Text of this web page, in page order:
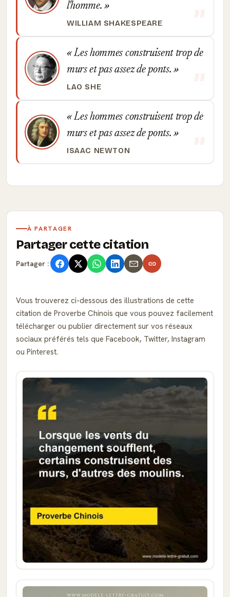
l'homme.
WILLIAM SHAKESPEARE
Les hommes construisent trop de
murs et pas assez de ponts.
LAO SHE
Les hommes construisent trop de
murs et pas assez de ponts.
ISAAC NEWTON
À PARTAGER
Partager cette citation
Partager :
Vous trouverez ci-dessous des illustrations de cette
citation de Proverbe Chinois que vous pouvez facilement
télécharger ou publier directement sur vos réseaux
sociaux préférés tels que Facebook, Twitter, Instagram
ou Pinterest.